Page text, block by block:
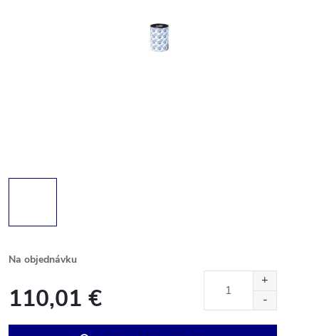
Na objednávku
110,01 €